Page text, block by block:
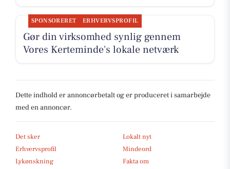
SPONSORERET ERHVERVSPROFIL
Gør din virksomhed synlig gennem
Vores Kerteminde's lokale netværk
Dette indhold er annoncørbetalt og er produceret i samarbejde
med en annoncør.
Det sker
Lokalt nyt
Erhvervsprofil
Mindeord
Lykønskning
Fakta om